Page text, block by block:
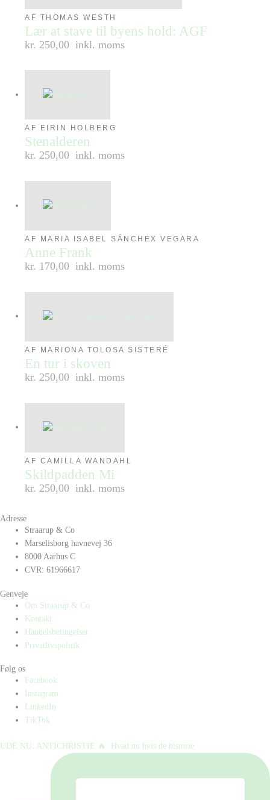
AF THOMAS WESTH
Lær at stave til byens hold: AGF
kr. 250,00 inkl. moms
AF EIRIN HOLBERG
Stenalderen
kr. 250,00 inkl. moms
AF MARIA ISABEL SÁNCHEX VEGARA
Anne Frank
kr. 170,00 inkl. moms
AF MARIONA TOLOSA SISTERÉ
En tur i skoven
kr. 250,00 inkl. moms
AF CAMILLA WANDAHL
Skildpadden Mi
kr. 250,00 inkl. moms
Adresse
Straarup & Co
Marselisborg havnevej 36
8000 Aarhus C
CVR: 61966617
Genveje
Om Straarup & Co
Kontakt
Handelsbetingelser
Privatlivspolitik
Følg os
Facebook
Instagram
LinkedIn
TikTok
UDE NU: ANTICHRISTIE 🔥⁠ ⁠ Hvad nu hvis de historie